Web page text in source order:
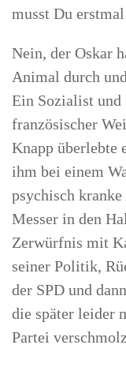
musst Du
Nein, der Oskar
Animal durch
Ein Sozialist
französischer
Knapp überlebte
ihm bei einem
psychisch
Messer in den
Zerwürfnis mit
seiner Politik,
der SPD und
die später leider
Partei